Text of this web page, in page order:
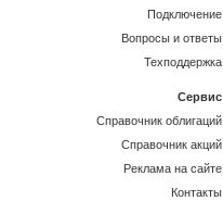
Подключение
Вопросы и ответы
Техподдержка
Сервис
Справочник облигаций
Справочник акций
Реклама на сайте
Контакты